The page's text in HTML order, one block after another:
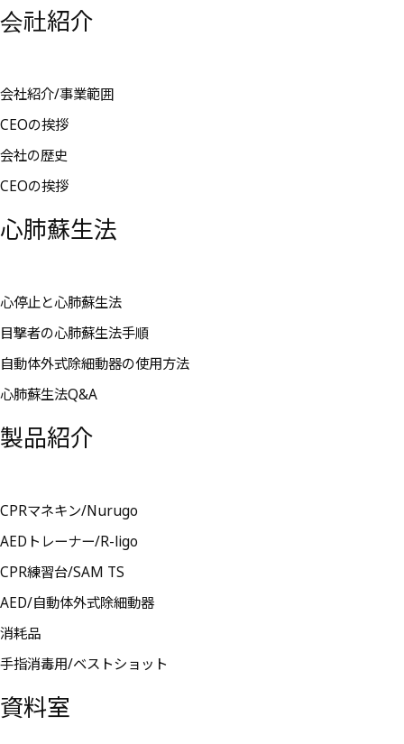
会社紹介
会社紹介/事業範囲
CEOの挨拶
会社の歴史
CEOの挨拶
心肺蘇生法
心停止と心肺蘇生法
目撃者の心肺蘇生法手順
自動体外式除細動器の使用方法
心肺蘇生法Q&A
製品紹介
CPRマネキン/Nurugo
AEDトレーナー/R-ligo
CPR練習台/SAM TS
AED/自動体外式除細動器
消耗品
手指消毒用/ベストショット
資料室